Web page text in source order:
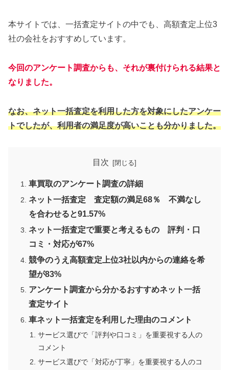
本サイトでは、一括査定サイトの中でも、高額査定上位3
社の会社をおすすめしています。
今回のアンケート調査からも、それが裏付けられる結果と
なりました。
なお、ネット一括査定を利用した方を対象にしたアンケー
トでしたが、利用者の満足度が高いことも分かりました。
目次
車買取のアンケート調査の詳細
ネット一括査定 査定額の満足68％ 不満なし
を合わせると91.57%
ネット一括査定で重要と考えるもの 評判・口
コミ・対応が67%
競争のうえ高額査定上位3社以内からの連絡を希
望が83%
アンケート調査から分かるおすすめネット一括
査定サイト
車ネット一括査定を利用した理由のコメント
サービス選びで「評判や口コミ」を重要視する人の
コメント
サービス選びで「対応が丁寧」を重要視する人のコ